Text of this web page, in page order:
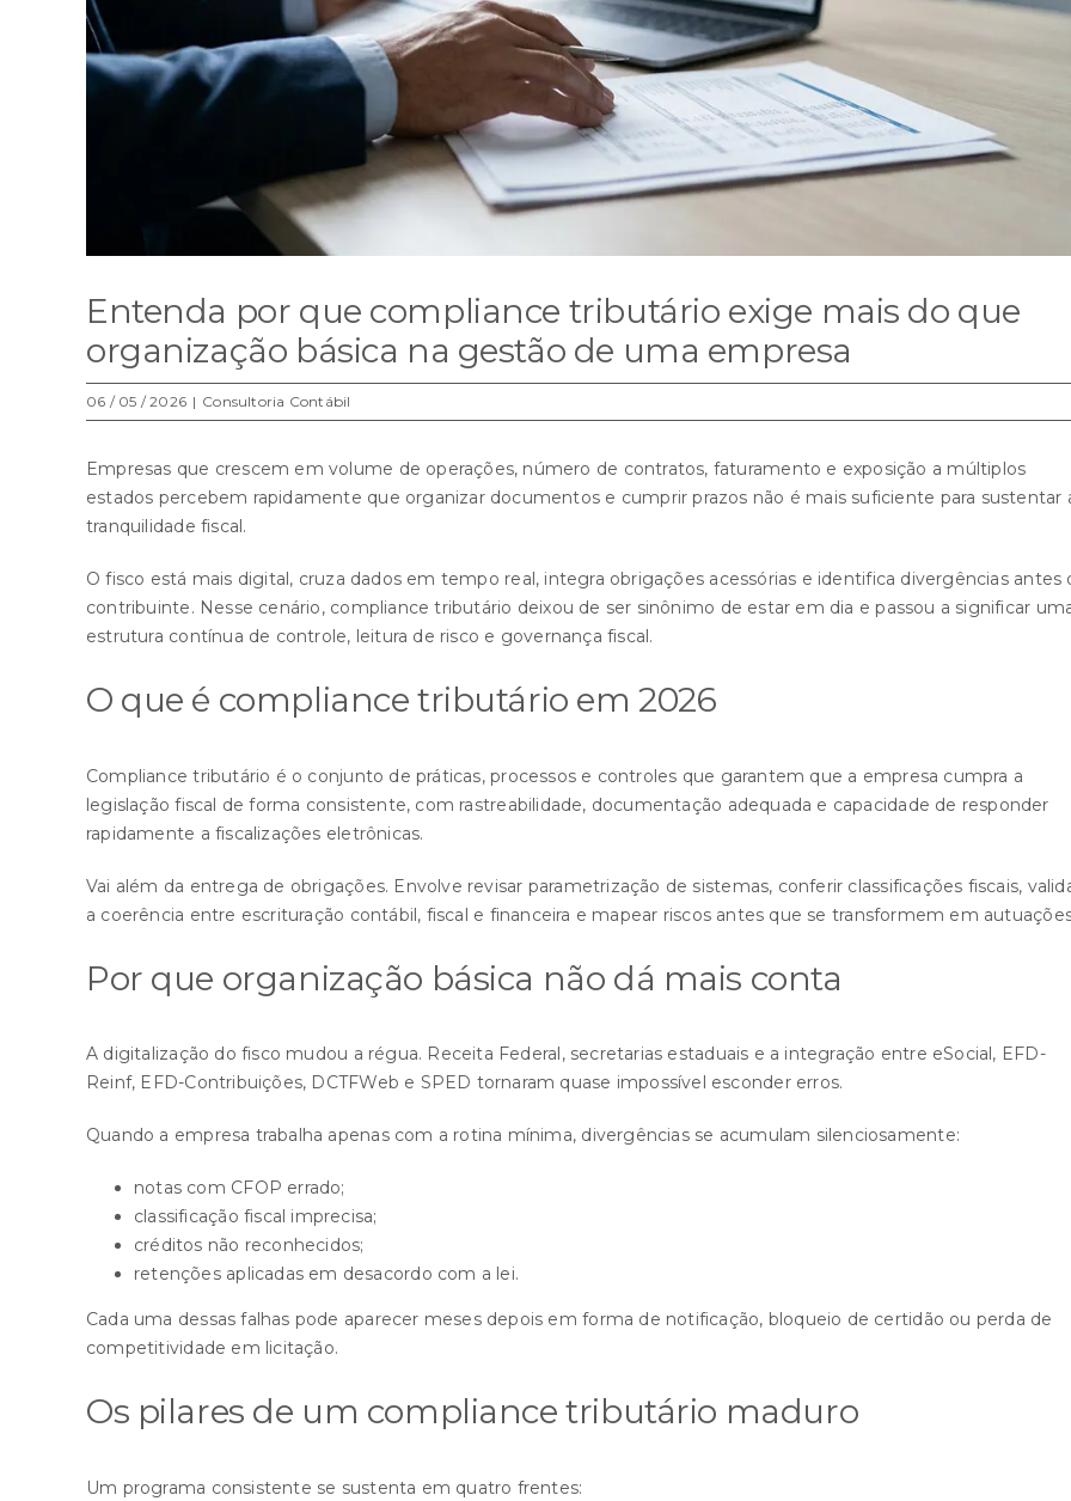
Entenda por que compliance tributário exige mais do que
organização básica na gestão de uma empresa
06 / 05 / 2026 | Consultoria Contábil
Empresas que crescem em volume de operações, número de contratos, faturamento e exposição a múltiplos
estados percebem rapidamente que organizar documentos e cumprir prazos não é mais suficiente para sustentar
tranquilidade fiscal.
O fisco está mais digital, cruza dados em tempo real, integra obrigações acessórias e identifica divergências antes
contribuinte. Nesse cenário, compliance tributário deixou de ser sinônimo de estar em dia e passou a significar
estrutura contínua de controle, leitura de risco e governança fiscal.
O que é compliance tributário em 2026
Compliance tributário é o conjunto de práticas, processos e controles que garantem que a empresa cumpra a
legislação fiscal de forma consistente, com rastreabilidade, documentação adequada e capacidade de responder
rapidamente a fiscalizações eletrônicas.
Vai além da entrega de obrigações. Envolve revisar parametrização de sistemas, conferir classificações fiscais,
a coerência entre escrituração contábil, fiscal e financeira e mapear riscos antes que se transformem em
Por que organização básica não dá mais conta
A digitalização do fisco mudou a régua. Receita Federal, secretarias estaduais e a integração entre eSocial, EFD-
Reinf, EFD-Contribuições, DCTFWeb e SPED tornaram quase impossível esconder erros.
Quando a empresa trabalha apenas com a rotina mínima, divergências se acumulam silenciosamente:
notas com CFOP errado;
classificação fiscal imprecisa;
créditos não reconhecidos;
retenções aplicadas em desacordo com a lei.
Cada uma dessas falhas pode aparecer meses depois em forma de notificação, bloqueio de certidão ou perda de
competitividade em licitação.
Os pilares de um compliance tributário maduro
Um programa consistente se sustenta em quatro frentes: